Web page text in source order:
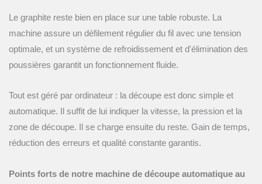
Le graphite reste bien en place sur une table robuste. La
machine assure un défilement régulier du fil avec une tension
optimale, et un système de refroidissement et d'élimination des
poussières garantit un fonctionnement fluide.
Tout est géré par ordinateur : la découpe est donc simple et
automatique. Il suffit de lui indiquer la vitesse, la pression et la
zone de découpe. Il se charge ensuite du reste. Gain de temps,
réduction des erreurs et qualité constante garantis.
Points forts de notre machine de découpe automatique au